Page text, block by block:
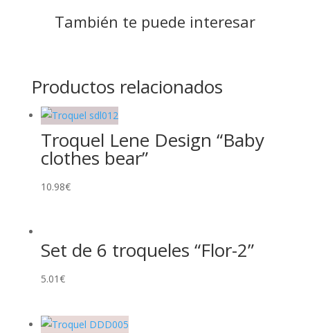
También te puede interesar
Productos relacionados
Troquel Lene Design “Baby
clothes bear”
10.98€
Set de 6 troqueles “Flor-2”
5.01€